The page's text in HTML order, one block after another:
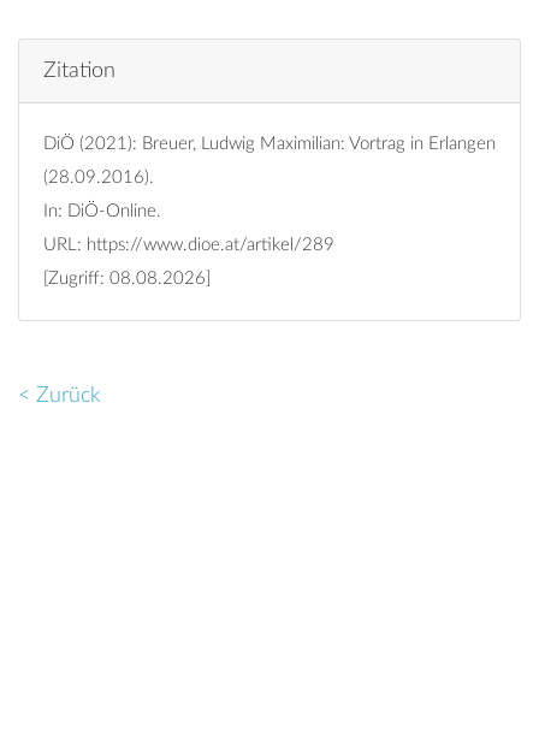
Zitation
DiÖ (2021): Breuer, Ludwig Maximilian: Vortrag in Erlangen
(28.09.2016).
In: DiÖ-Online.
URL: https://www.dioe.at/artikel/289
[Zugriff: 08.08.2026]
< Zurück